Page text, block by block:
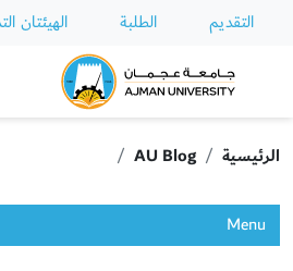
التقديم الطلبة الهيئتان
Ajman University
الرئيسية AU Blog
Menu